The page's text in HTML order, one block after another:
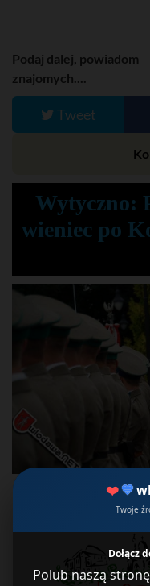
❤️ 💙
Twoje
Dołącz
Polub naszą
Podaj dalej, powiadom
znajomych....
Tweet
Wytyczno:
wieniec po